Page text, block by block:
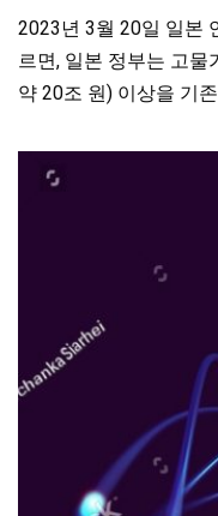
2023년 3월 20일 일본
르면, 일본 정부는 고
약 20조 원) 이상을 기존